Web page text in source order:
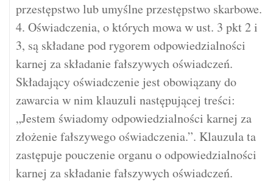
przestępstwo lub umyślne przestępstwo skarbowe.
4. Oświadczenia, o których mowa w ust. 3 pkt 2 i
3, są składane pod rygorem odpowiedzialności
karnej za składanie fałszywych oświadczeń.
Składający oświadczenie jest obowiązany do
zawarcia w nim klauzuli następującej treści:
„Jestem świadomy odpowiedzialności karnej za
złożenie fałszywego oświadczenia.”. Klauzula ta
zastępuje pouczenie organu o odpowiedzialności
karnej za składanie fałszywych oświadczeń.